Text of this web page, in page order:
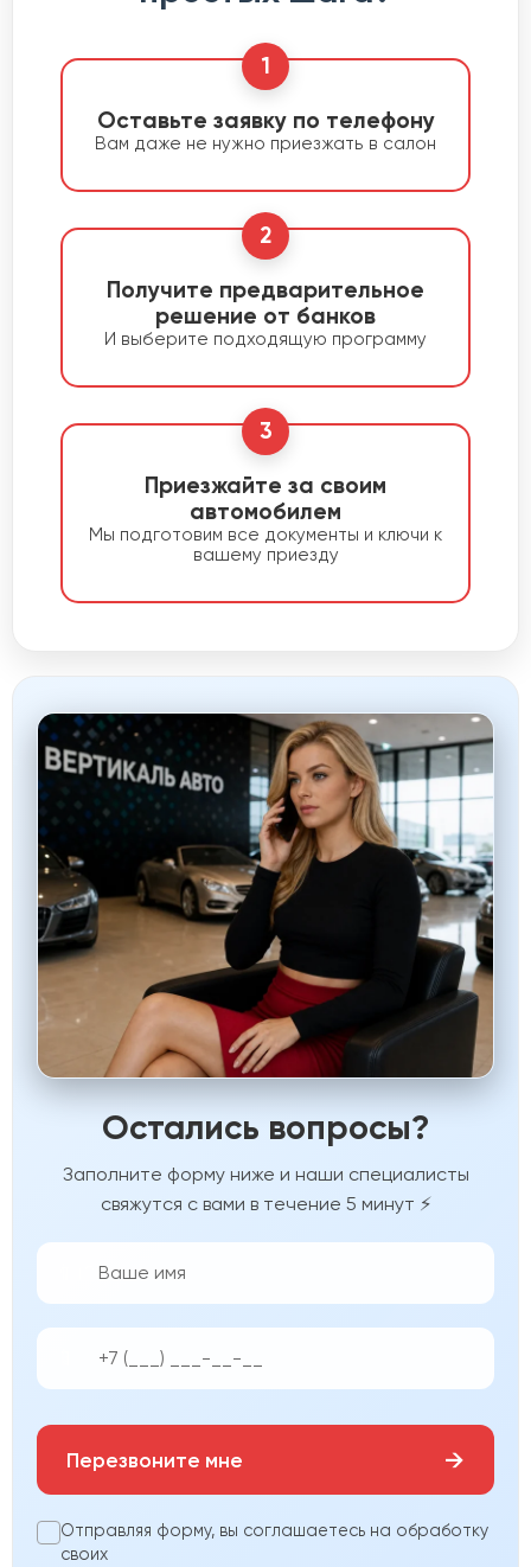
1
Оставьте заявку по телефону
Вам даже не нужно приезжать в салон
2
Получите предварительное
решение от банков
И выберите подходящую программу
3
Приезжайте за своим
автомобилем
Мы подготовим все документы и ключи к
вашему приезду
Остались вопросы?
Заполните форму ниже и наши специалисты
свяжутся с вами в течение 5 минут ⚡
Перезвоните мне →
Отправляя форму, вы соглашаетесь на обработку
своих